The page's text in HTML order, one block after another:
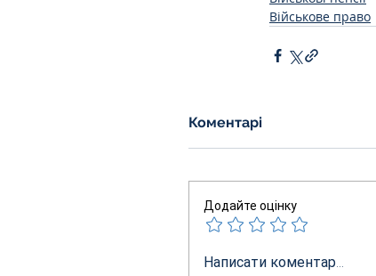
Військове право
Коментарі
Додайте оцінку
Написати коментар...